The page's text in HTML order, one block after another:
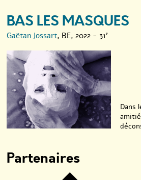
BAS LES MASQUES
Gaëtan Jossart, BE, 2022 - 31'
Dans
Partenaires